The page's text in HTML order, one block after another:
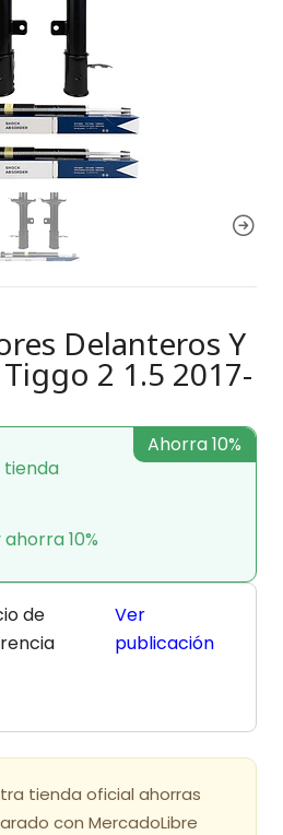
Delanteros Y
2 1.5 2017-
tienda
10%
Ahorra 10%
de
Ver
publicación
tienda oficial ahorras
con MercadoLibre